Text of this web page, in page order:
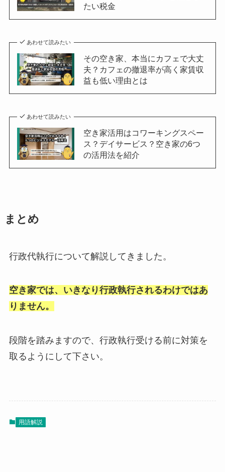
たい税金
あわせて読みたい
その空き家、本当にカフェで大丈
夫？カフェの撤退率が高く家賃収
益も低い理由とは
あわせて読みたい
空き家活用はコワーキングスペー
ス？デイサービス？空き家の6つ
の活用法を紹介
まとめ
行政代執行について解説してきました。
空き家では、いきなり行政執行されるわけではあ
りません。
段階を踏みますので、行政執行受ける前に対策を
取るようにして下さい。
用語解説